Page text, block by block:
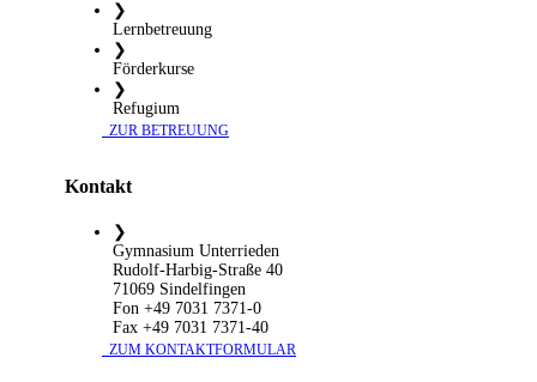
❯
Lernbetreuung
❯
Förderkurse
❯
Refugium
​ ZUR BETREUUNG
Kontakt
❯
Gymnasium Unterrieden
Rudolf-Harbig-Straße 40
71069 Sindelfingen
Fon +49 7031 7371-0
Fax +49 7031 7371-40
​ ZUM KONTAKTFORMULAR